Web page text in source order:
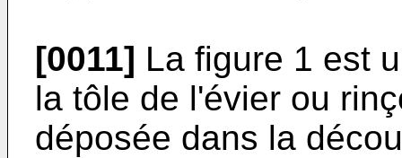
[0011] La figure 1 est
la tôle de l'évier ou
déposée dans la